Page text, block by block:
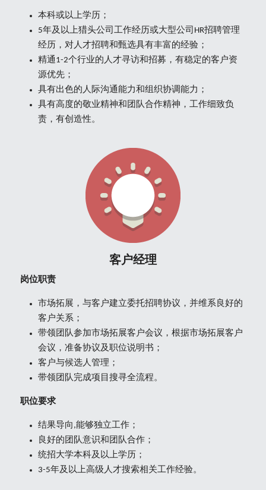
本科或以上学历；
5年及以上猎头公司工作经历或大型公司HR招聘管理
经历，对人才招聘和甄选具有丰富的经验；
精通1-2个行业的人才寻访和招募，有稳定的客户资
源优先；
具有出色的人际沟通能力和组织协调能力；
具有高度的敬业精神和团队合作精神，工作细致负
责，有创造性。
客户经理
岗位职责
市场拓展，与客户建立委托招聘协议，并维系良好的
客户关系；
带领团队参加市场拓展客户会议，根据市场拓展客户
会议，准备协议及职位说明书；
客户与候选人管理；
带领团队完成项目搜寻全流程。
职位要求
结果导向,能够独立工作；
良好的团队意识和团队合作；
统招大学本科及以上学历；
3-5年及以上高级人才搜索相关工作经验。